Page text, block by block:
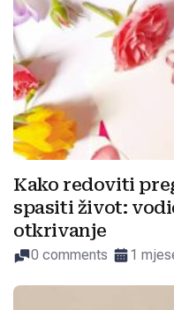
Kako redoviti
spasiti život:
otkrivanje
0 comments 1